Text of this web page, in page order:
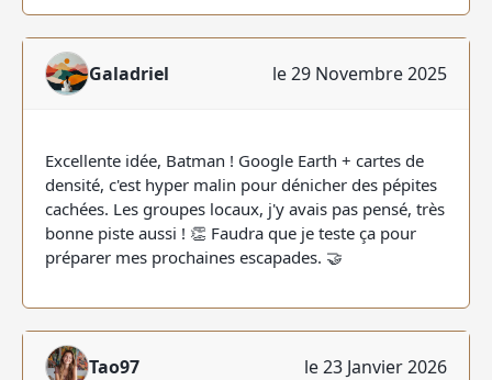
Galadriel le 29 Novembre 2025
Excellente idée, Batman ! Google Earth + cartes de
densité, c'est hyper malin pour dénicher des pépites
cachées. Les groupes locaux, j'y avais pas pensé, très
bonne piste aussi ! 👏 Faudra que je teste ça pour
préparer mes prochaines escapades. 🤝
Tao97 le 23 Janvier 2026